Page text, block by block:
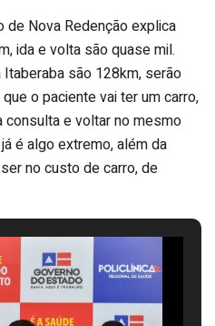
de Nova Redenção explica
ida e volta são quase mil.
Itaberaba são 128km, serão
o paciente vai ter um carro,
consulta e voltar no mesmo
é algo extremo, além da
no custo de carro, de